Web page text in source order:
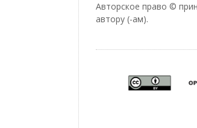
Авторское право ©
автору (-ам).